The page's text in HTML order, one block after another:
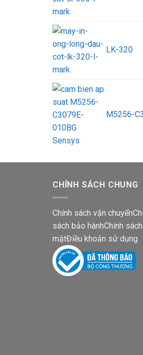
LK-320
M5256-
CHÍNH SÁCH CHUNG
Chính sách vận chuyển
sách bảo hànhChính
mậtĐiều khoản sử dụng